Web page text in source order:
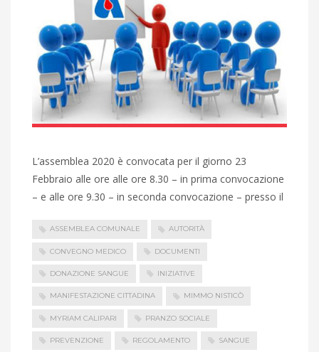
L’assemblea 2020 è convocata per il giorno 23
Febbraio alle ore alle ore 8.30 – in prima convocazione
– e alle ore 9.30 – in seconda convocazione – presso il
ASSEMBLEA COMUNALE AUTORITÀ
CONVEGNO MEDICO DOCUMENTI
DONAZIONE SANGUE INIZIATIVE
MANIFESTAZIONE CITTADINA MIMMO NISTICÒ
MYRIAM CALIPARI PRANZO SOCIALE
PREVENZIONE REGOLAMENTO SANGUE